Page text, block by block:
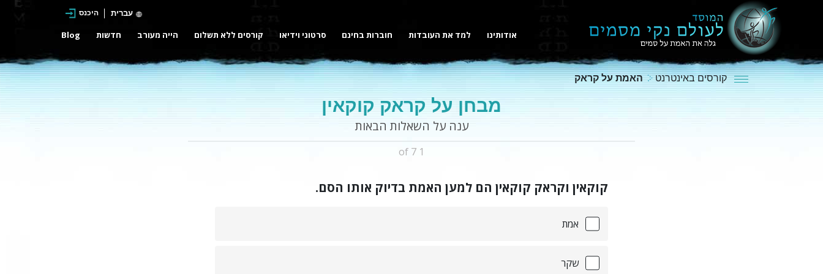
עברית היכנס
אודותינו למד את העובדות חוברות בחינם סרטוני וידיאו קורסים ללא תשלום הייה מעורב חדשות Blog
קורסים באינטרנט האמת על קראק
מבחן על קראק קוקאין
ענה על השאלות הבאות
1 of 7
קוקאין וקראק קוקאין הם למען האמת בדיוק אותו הסם.
אמת
שקר